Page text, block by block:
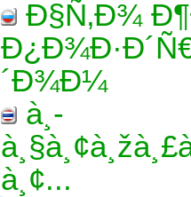
Ð§Ñ‚Ð¾
´Ð¾Ð¼
à¸­
à¸¢...